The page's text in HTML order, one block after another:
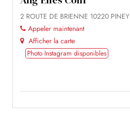
2 ROUTE DE BRIENNE 10220 PINEY
Appeler maintenant
Afficher la carte
Photo Instagram disponibles